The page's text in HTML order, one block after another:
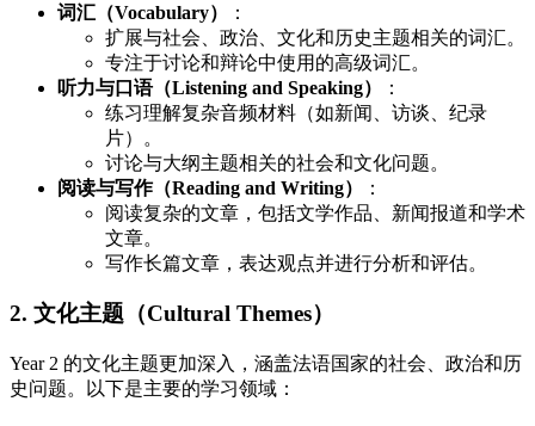
词汇（Vocabulary）
：
扩展与社会、政治、文化和历史主题相关的词汇。
专注于讨论和辩论中使用的高级词汇。
听力与口语（Listening and Speaking）
：
练习理解复杂音频材料（如新闻、访谈、纪录
片）。
讨论与大纲主题相关的社会和文化问题。
阅读与写作（Reading and Writing）
：
阅读复杂的文章，包括文学作品、新闻报道和学术
文章。
写作长篇文章，表达观点并进行分析和评估。
2. 文化主题（Cultural Themes）
Year 2 的文化主题更加深入，涵盖法语国家的社会、政治和历
史问题。以下是主要的学习领域：